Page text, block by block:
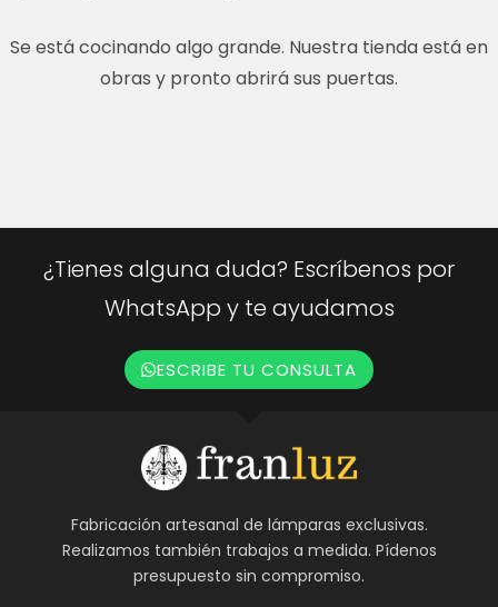
Se está cocinando algo grande. Nuestra tienda está en
obras y pronto abrirá sus puertas.
¿Tienes alguna duda? Escríbenos por
WhatsApp y te ayudamos
ESCRIBE TU CONSULTA
Fabricación artesanal de lámparas exclusivas.
Realizamos también trabajos a medida. Pídenos
presupuesto sin compromiso.